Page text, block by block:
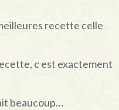
recette celle
c est exactement
beaucoup…